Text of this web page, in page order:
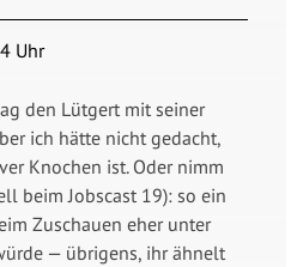
Uhr
den Lütgert mit seiner
ich hätte nicht gedacht,
Knochen ist. Oder nimm
beim Jobscast 19): so ein
Zuschauen eher unter
— übrigens, ihr ähnelt